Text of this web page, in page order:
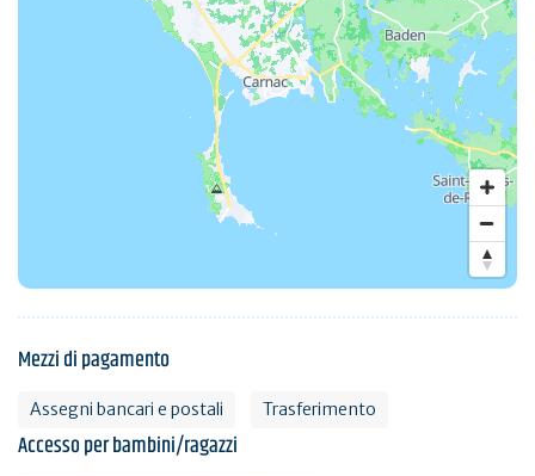
Mezzi di pagamento
Assegni bancari e postali Trasferimento
Accesso per bambini/ragazzi